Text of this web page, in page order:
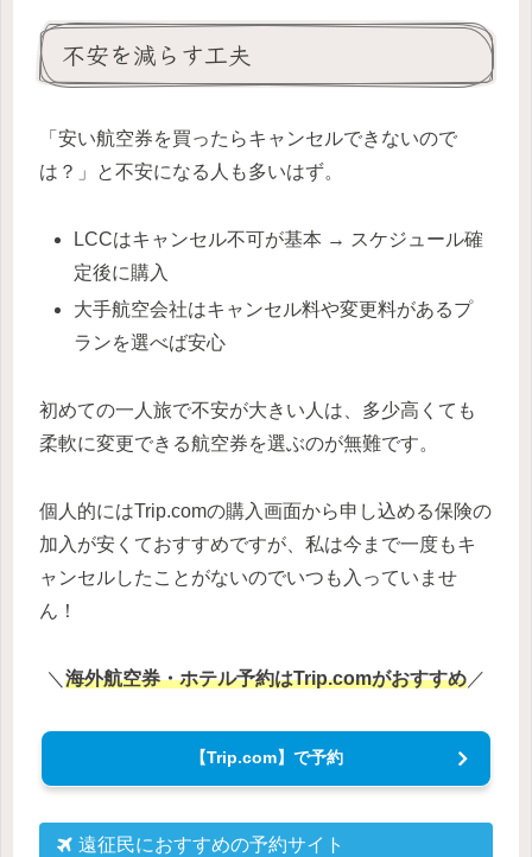
不安を減らす工夫
「安い航空券を買ったらキャンセルできないので
は？」と不安になる人も多いはず。
LCCはキャンセル不可が基本 → スケジュール確
定後に購入
大手航空会社はキャンセル料や変更料があるプ
ランを選べば安心
初めての一人旅で不安が大きい人は、多少高くても
柔軟に変更できる航空券を選ぶのが無難です。
個人的にはTrip.comの購入画面から申し込める保険の
加入が安くておすすめですが、私は今まで一度もキ
ャンセルしたことがないのでいつも入っていませ
ん！
＼ 海外航空券・ホテル予約はTrip.comがおすすめ ／
【Trip.com】で予約
遠征民におすすめの予約サイト